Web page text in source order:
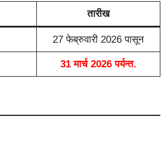
तारीख
27 फेब्रुवारी 2026 पासून
31 मार्च 2026 पर्यन्त.